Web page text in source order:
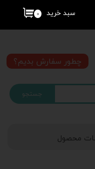
جستجو
۰ سبد خرید
چطور سفارش بدیم؟
محصول